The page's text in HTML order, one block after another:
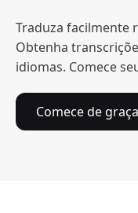
Traduza facilmente
Obtenha
idiomas. Comece
Comece de graça